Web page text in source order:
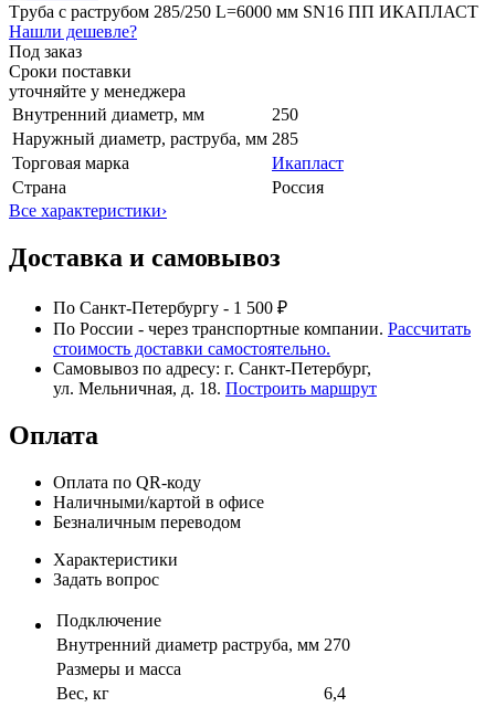
Tруба с раструбом 285/250 L=6000 мм SN16 ПП ИКАПЛАСТ
Нашли дешевле?
Под заказ
Сроки поставки
уточняйте у менеджера
Внутренний диаметр, мм
250
Наружный диаметр, раструба, мм 285
Торговая марка
Икапласт
Страна
Россия
Все характеристики›
Доставка и самовывоз
По Санкт-Петербургу - 1 500 ₽
По России - через транспортные компании. Рассчитать
стоимость доставки самостоятельно.
Самовывоз по адресу: г. Санкт-Петербург,
ул. Мельничная, д. 18. Построить маршрут
Оплата
Оплата по QR-коду
Наличными/картой в офисе
Безналичным переводом
Характеристики
Задать вопрос
Подключение
Внутренний диаметр раструба, мм 270
Размеры и масса
Вес, кг
6,4